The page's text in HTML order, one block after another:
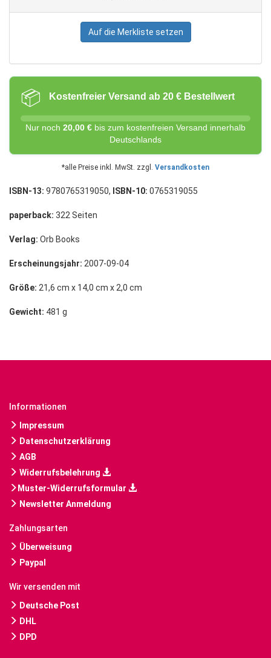
Auf die Merkliste setzen
📦 Kostenfreier Versand ab 20 € Bestellwert
Nur noch 20,00 € bis zum kostenfreien Versand innerhalb
Deutschlands
*alle Preise inkl. MwSt. zzgl. Versandkosten
ISBN-13: 9780765319050, ISBN-10: 0765319055
paperback: 322 Seiten
Verlag: Orb Books
Erscheinungsjahr: 2007-09-04
Größe: 21,6 cm x 14,0 cm x 2,0 cm
Gewicht: 481 g
Informationen
Impressum
Datenschutzerklärung
AGB
Widerrufsbelehrung
Muster-Widerrufsformular
Newsletter Anmeldung
Zahlungsarten
Überweisung
Paypal
Wir versenden mit
Deutsche Post
DHL
DPD